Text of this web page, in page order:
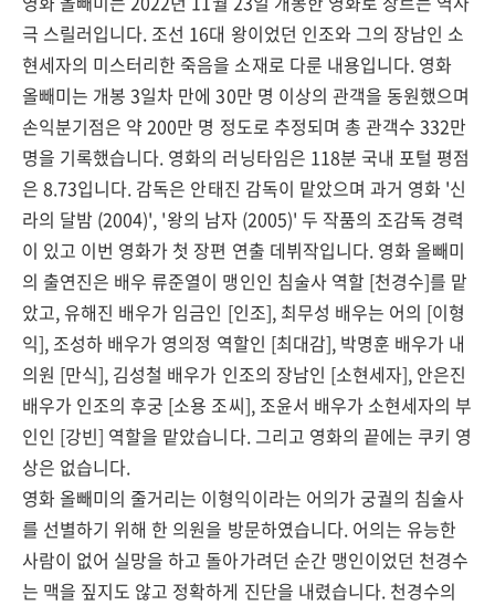
극 스릴러입니다. 조선 16대 왕이었던 인조와 그의 장남인 소
현세자의 미스터리한 죽음을 소재로 다룬 내용입니다. 영화
올빼미는 개봉 3일차 만에 30만 명 이상의 관객을 동원했으며
손익분기점은 약 200만 명 정도로 추정되며 총 관객수 332만
명을 기록했습니다. 영화의 러닝타임은 118분 국내 포털 평점
은 8.73입니다. 감독은 안태진 감독이 맡았으며 과거 영화 '신
라의 달밤 (2004)', '왕의 남자 (2005)' 두 작품의 조감독 경력
이 있고 이번 영화가 첫 장편 연출 데뷔작입니다. 영화 올빼미
의 출연진은 배우 류준열이 맹인인 침술사 역할 [천경수]를 맡
았고, 유해진 배우가 임금인 [인조], 최무성 배우는 어의 [이형
익], 조성하 배우가 영의정 역할인 [최대감], 박명훈 배우가 내
의원 [만식], 김성철 배우가 인조의 장남인 [소현세자], 안은진
배우가 인조의 후궁 [소용 조씨], 조윤서 배우가 소현세자의 부
인인 [강빈] 역할을 맡았습니다. 그리고 영화의 끝에는 쿠키 영
상은 없습니다.
영화 올빼미의 줄거리는 이형익이라는 어의가 궁궐의 침술사
를 선별하기 위해 한 의원을 방문하였습니다. 어의는 유능한
사람이 없어 실망을 하고 돌아가려던 순간 맹인이었던 천경수
는 맥을 짚지도 않고 정확하게 진단을 내렸습니다. 천경수의